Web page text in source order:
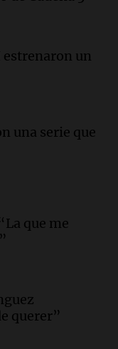
3
estrenaron un
una serie que
que me
querer”